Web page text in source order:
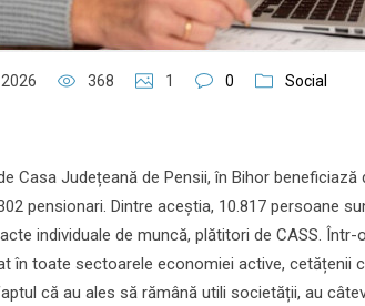
368 1 0 Social
Casa Județeană de Pensii, în Bihor beneficiază
pensionari. Dintre aceștia, 10.817 persoane
individuale de muncă, plătitori de CASS.
în toate sectoarele economiei active, cetățenii
că au ales să rămână utili societății, au